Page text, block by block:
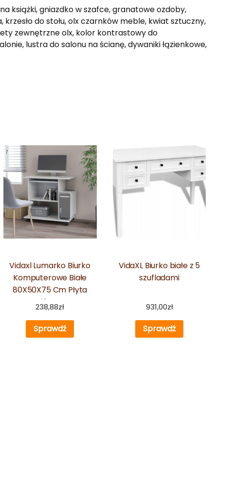
książki, gniazdko w szafce, granatowe ozdoby,
do stołu, olx czarnków meble, kwiat sztuczny,
zewnętrzne olx, kolor kontrastowy do
lustra do salonu na ścianę, dywaniki łązienkowe,
Vidaxl Lumarko Biurko
Komputerowe Białe
80X50X75 Cm Płyta
Wiórowa
238,88zł
Sprawdź
VidaXL Biurko białe z 5
szufladami
931,00zł
Sprawdź